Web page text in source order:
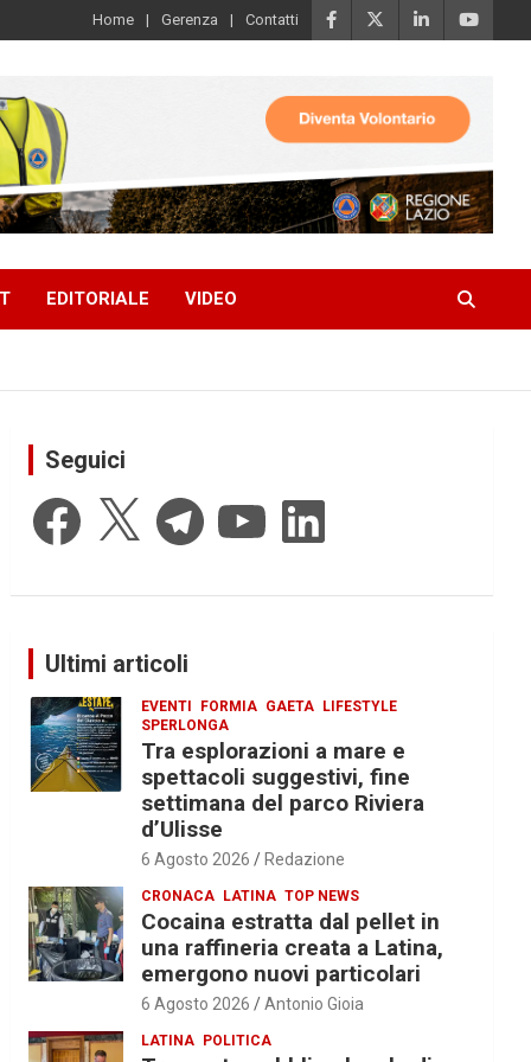
Home Gerenza Contatti
EDITORIALE VIDEO
Seguici
Facebook
X TelegramYouTube LinkedIn
Ultimi articoli
EVENTI FORMIA GAETA LIFESTYLE
SPERLONGA
Tra esplorazioni a mare e
spettacoli suggestivi, fine
settimana del parco Riviera
d’Ulisse
6 Agosto 2026 Redazione
CRONACA LATINA TOP NEWS
Cocaina estratta dal pellet in
una raffineria creata a Latina,
emergono nuovi particolari
6 Agosto 2026 Antonio Gioia
LATINA POLITICA